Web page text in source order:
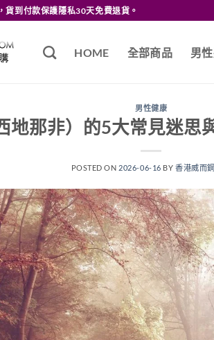
貨到付款保護隱私30天免費退貨。
HOME 全部商品 男
男性健康
地那非）的5大常見迷思
POSTED ON 2026-06-16 BY香港威而